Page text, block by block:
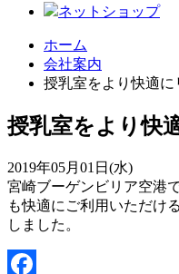
ネットショップ
ホーム
会社案内
授乳室をより快適に
授乳室をより快
2019年05月01日(水)
宮崎ブーゲンビリア空港
も快適にご利用いただけ
しました。